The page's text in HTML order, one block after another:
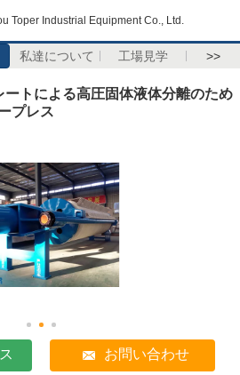
Toper Industrial Equipment Co., Ltd.
私達について 工場見学 >>
トによる高圧固体液体分離のため
プレス
お問い合わせ